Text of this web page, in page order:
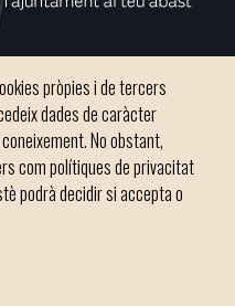
CIF: P0703300D
pròpies i de tercers
dades de caràcter
No obstant,
com polítiques de privacitat
podrà decidir si accepta o